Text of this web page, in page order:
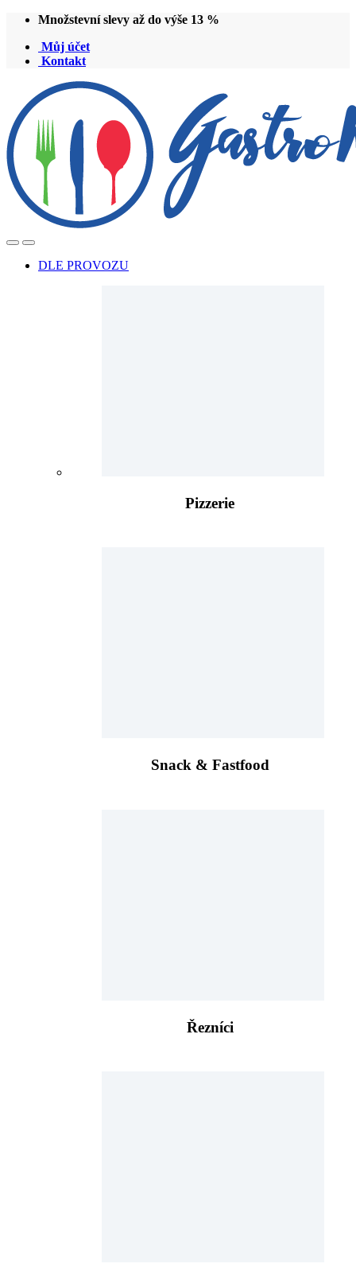
Přeskočit
navigaci
Přeskočit
obsah
Množstevní slevy až do výše 13 %
Můj účet
Kontakt
OpenClose
DLE PROVOZU
Pizzerie
Snack & Fastfood
Řezníci